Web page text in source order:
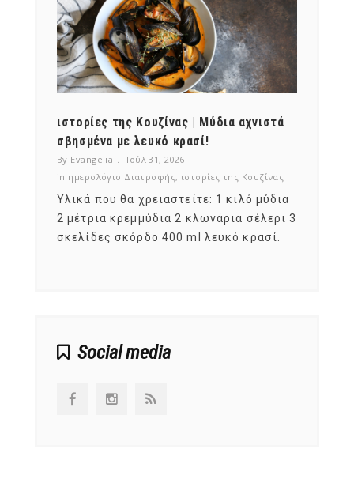
ιστορίες της Κουζίνας | Μύδια αχνιστά
σβησμένα με λευκό κρασί!
By Evangelia
Ιούλ 31, 2026
in ημερολόγιο Διατροφής, ιστορίες της Κουζίνας
Υλικά που θα χρειαστείτε: 1 κιλό μύδια
2 μέτρια κρεμμύδια 2 κλωνάρια σέλερι 3
σκελίδες σκόρδο 400 ml λευκό κρασί.
Social media